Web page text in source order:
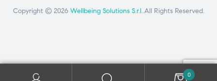
Copyright © 2026 Wellbeing Solutions S.r.l..All Rights Reserved.
0